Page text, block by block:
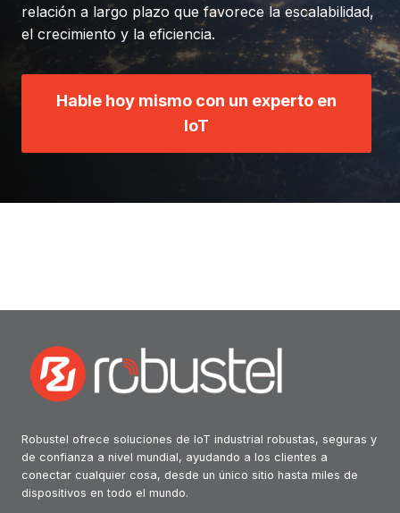
relación a largo plazo que favorece la escalabilidad,
el crecimiento y la eficiencia.
Hable hoy mismo con un experto en
IoT
Robustel ofrece soluciones de IoT industrial robustas, seguras y
de confianza a nivel mundial, ayudando a los clientes a
conectar cualquier cosa, desde un único sitio hasta miles de
dispositivos en todo el mundo.